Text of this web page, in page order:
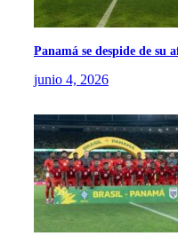
Panamá se despide de
junio 4, 2026